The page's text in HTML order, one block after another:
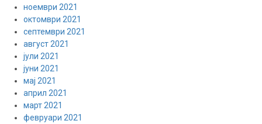
ноември 2021
октомври 2021
септември 2021
август 2021
јули 2021
јуни 2021
мај 2021
април 2021
март 2021
февруари 2021